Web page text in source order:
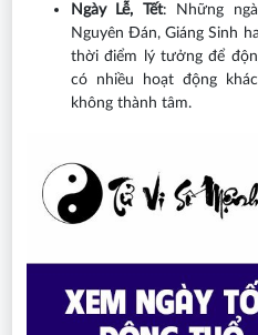
Ngày Lễ, Tết: Những
Nguyên Đán, Giáng Sinh
thời điểm lý tưởng để
có nhiều hoạt động
không thành tâm.